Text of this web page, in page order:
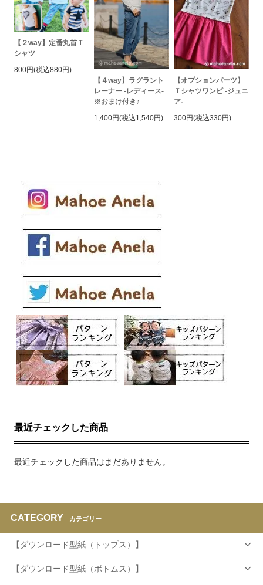
【２way】定番丸首Ｔ
シャツ
800円(税込880円)
【４way】ラグラント
レーナー -レディース-
※おまけ付き♪
1,400円(税込1,540円)
【オプションパーツ】
Ｔシャツワンピ -ジュニ
ア-
300円(税込330円)
最近チェックした商品
最近チェックした商品はまだありません。
CATEGORY カテゴリー
【ダウンロード型紙（トップス）】
【ダウンロード型紙（ボトムス）】